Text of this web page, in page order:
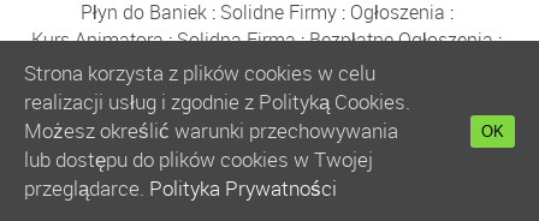
Płyn do Baniek: Solidne Firmy: Ogłoszenia :
Kurs Animatora:Solidna Firma:Bezpłatne Ogłoszenia:
Animator Czasu Wolnego:
Bezpłatne Ogłoszenia Warszawa:sklep animatora
Bańki Mydlane:Bezpłatne Ogłoszenia
Szkolenie Animatorów:Kurs Animatora
:
Kurs Animatora Warszawa :Rumia
Kurs Animatora Poznań:
Strona korzysta z plików cookies w celu
realizacji usług i zgodnie z Polityką Cookies.
Możesz określić warunki przechowywania
lub dostępu do plików cookies w Twojej
przeglądarce. Polityka Prywatności
OK